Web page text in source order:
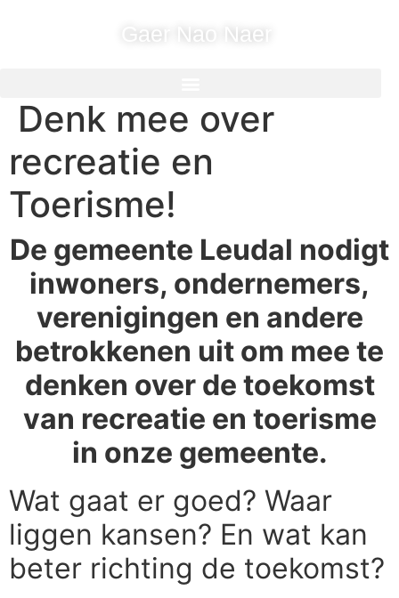
Gaer Nao Naer
Denk mee over
recreatie en
Toerisme!
De gemeente Leudal nodigt
inwoners, ondernemers,
verenigingen en andere
betrokkenen uit om mee te
denken over de toekomst
van recreatie en toerisme
in onze gemeente.
Wat gaat er goed? Waar
liggen kansen? En wat kan
beter richting de toekomst?